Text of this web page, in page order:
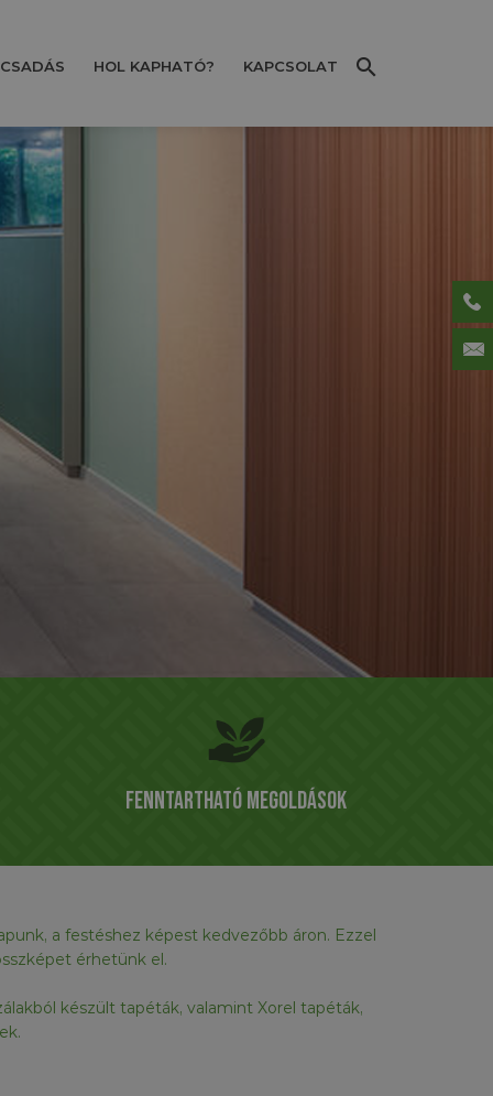
HOL KAPHATÓ? KAPCSOLAT
Fenntartható megoldások
a festéshez képest kedvezőbb áron. Ezzel
érhetünk el.
készült tapéták, valamint Xorel tapéták,